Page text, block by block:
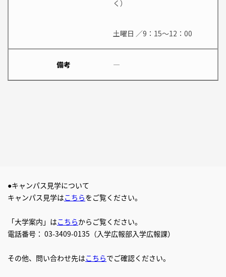
く）
土曜日 ／9：15～12：00
備考 ―
●キャンパス見学について
キャンパス見学はこちらをご覧ください。
「大学案内」はこちらからご覧ください。
電話番号： 03-3409-0135（入学広報部入学広報課）
その他、問い合わせ先はこちらでご確認ください。